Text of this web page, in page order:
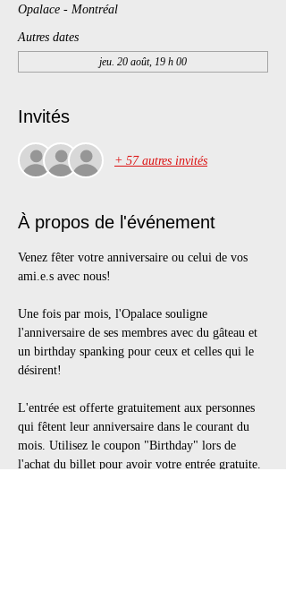
Opalace - Montréal
Autres dates
jeu. 20 août, 19 h 00
Invités
+ 57 autres invités
À propos de l'événement
Venez fêter votre anniversaire ou celui de vos
ami.e.s avec nous!
Une fois par mois, l'Opalace souligne
l'anniversaire de ses membres avec du gâteau et
un birthday spanking pour ceux et celles qui le
désirent!
L'entrée est offerte gratuitement aux personnes
qui fêtent leur anniversaire dans le courant du
mois. Utilisez le coupon "Birthday" lors de
l'achat du billet pour avoir votre entrée gratuite.